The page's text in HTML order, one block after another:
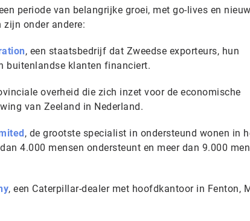
periode van belangrijke groei, met go-lives en
zijn onder andere:
, een staatsbedrijf dat Zweedse exporteurs, hun
buitenlandse klanten financiert.
overheid die zich inzet voor de economische
van Zeeland in Nederland.
, de grootste specialist in ondersteund wonen in
4.000 mensen ondersteunt en meer dan 9.000
, een Caterpillar-dealer met hoofdkantoor in Fenton,